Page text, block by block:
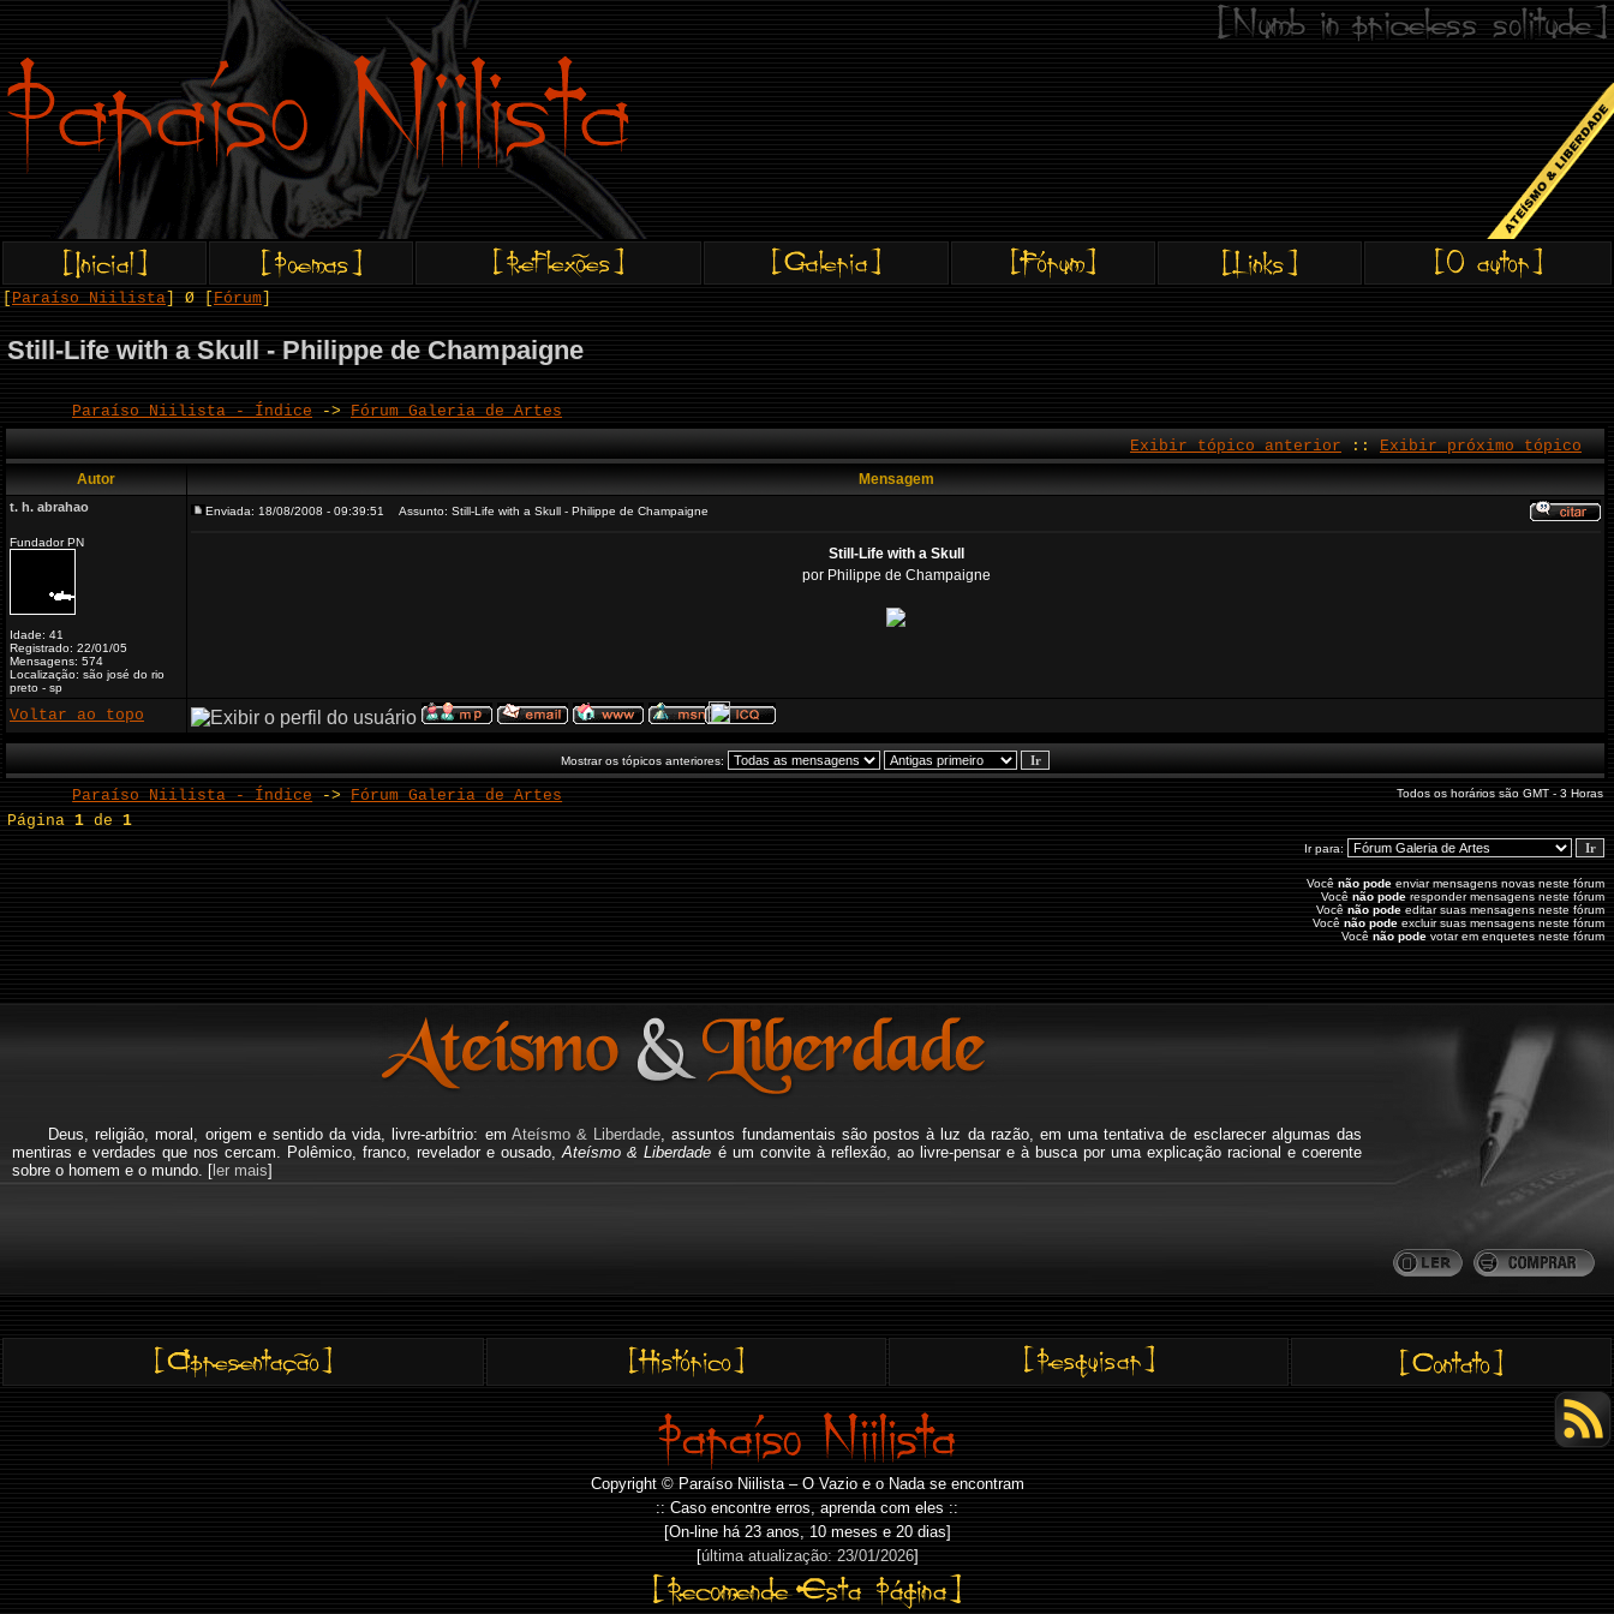
Paraíso Niilista ] Ø [ Fórum
Still-Life with a Skull - Philippe de Champaigne
Paraíso Niilista - Índice -> Fórum Galeria de Artes
Exibir tópico anterior :: Exibir próximo tópico
Autor Mensagem
t. h. abrahao
Fundador PN
Idade: 41
Registrado: 22/01/05
Mensagens: 574
Localização: são josé do rio
preto - sp
Enviada: 18/08/2008 - 09:39:51 Assunto: Still-Life with a Skull - Philippe de Champaigne
Still-Life with a Skull
por Philippe de Champaigne
Voltar ao topo
Mostrar os tópicos anteriores:
Paraíso Niilista - Índice -> Fórum Galeria de Artes Todos os horários são GMT - 3 Horas
Página1 de1
Ir para:
Vocênão pode enviar mensagens novas neste fórum
Vocênão pode responder mensagens neste fórum
Vocênão pode editar suas mensagens neste fórum
Vocênão pode excluir suas mensagens neste fórum
Vocênão pode votar em enquetes neste fórum
Deus, religião, moral, origem e sentido da vida, livre-arbítrio: em Ateísmo & Liberdade , assuntos fundamentais são postos à luz da razão, em uma tentativa de esclarecer algumas das
mentiras e verdades que nos cercam. Polêmico, franco, revelador e ousado,Ateísmo & Liberdade é um convite à reflexão, ao livre-pensar e à busca por uma explicação racional e coerente
sobre o homem e o mundo. [ler mais]
Copyright © Paraíso Niilista – O Vazio e o Nada se encontram
:: Caso encontre erros, aprenda com eles ::
[On-line há 23 anos, 10 meses e 20 dias]
[última atualização: 23/01/2026]